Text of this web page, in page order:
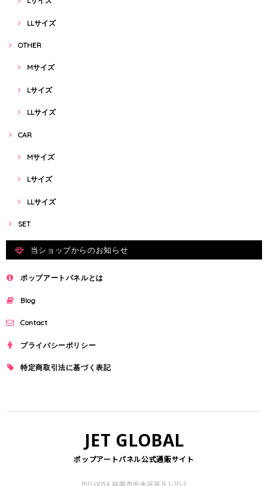
LLサイズ
OTHER
Mサイズ
Lサイズ
LLサイズ
CAR
Mサイズ
Lサイズ
LLサイズ
SET
当ショップからのお知らせ
ポップアートパネルとは
Blog
Contact
プライバシーポリシー
特定商取引法に基づく表記
JET GLOBAL
ポップアートパネル公式通販サイト
810-0034 福岡市中央区笹丘1-20-1